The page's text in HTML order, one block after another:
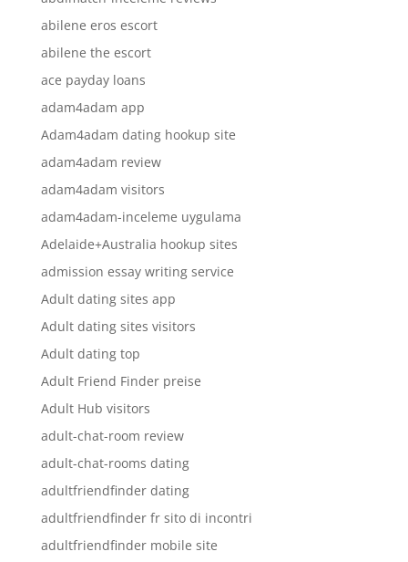
abilene eros escort
abilene the escort
ace payday loans
adam4adam app
Adam4adam dating hookup site
adam4adam review
adam4adam visitors
adam4adam-inceleme uygulama
Adelaide+Australia hookup sites
admission essay writing service
Adult dating sites app
Adult dating sites visitors
Adult dating top
Adult Friend Finder preise
Adult Hub visitors
adult-chat-room review
adult-chat-rooms dating
adultfriendfinder dating
adultfriendfinder fr sito di incontri
adultfriendfinder mobile site